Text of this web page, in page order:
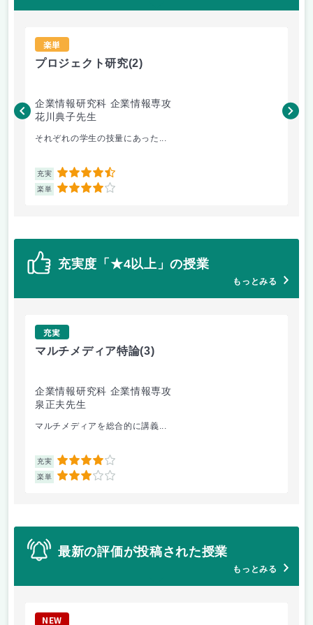
楽単
プロジェクト研究(2)
企業情報研究科 企業情報専攻
花川典子先生
それぞれの学生の技量にあった...
充実 4.5
楽単 4
花
充実度「★4以上」の授業
もっとみる
充実
マルチメディア特論(3)
企業情報研究科 企業情報専攻
泉正夫先生
マルチメディアを総合的に講義...
充実 4
楽単 3
最新の評価が投稿された授業
もっとみる
NEW